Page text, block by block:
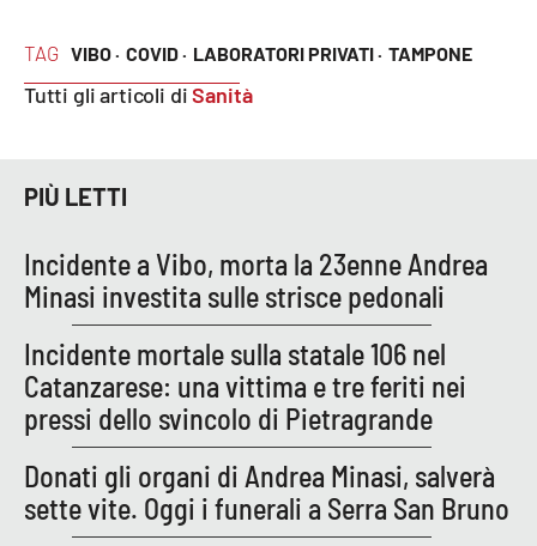
Lacitymag.it
Lacapitalenews.it
Ilreggino.it
Cosenzachannel.it
Ilvibonese.it
Catanzarochannel.it
TAG VIBO · COVID · LABORATORI PRIVATI · TAMPONE
Tutti gli articoli diSanità
PIÙ LETTI
Incidente a Vibo, morta la 23enne Andrea
Minasi investita sulle strisce pedonali
Incidente mortale sulla statale 106 nel
Catanzarese: una vittima e tre feriti nei
pressi dello svincolo di Pietragrande
Donati gli organi di Andrea Minasi, salverà
sette vite. Oggi i funerali a Serra San Bruno